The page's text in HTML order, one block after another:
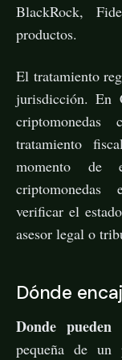
BlackRock,
productos.
El tratamiento
jurisdicción. En
tratamiento
momento de
verificar el
asesor legal o
Dónde
Donde
pequeña de